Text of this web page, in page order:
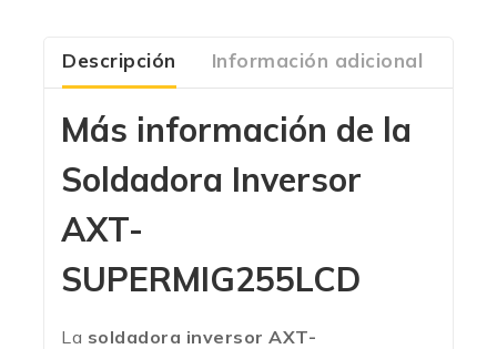
Descripción Información adicional
Más información de la
Soldadora Inversor
AXT-
SUPERMIG255LCD
La soldadora inversor AXT-